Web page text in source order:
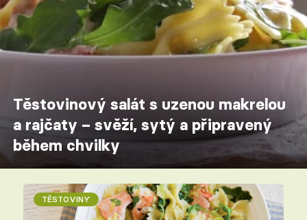
Těstovinový salát s uzenou makrelou
a rajčaty – svěží, sytý a připravený
během chvilky
TĚSTOVINY